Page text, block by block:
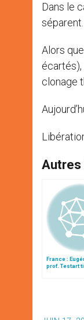
Dans le
séparent.
Alors
écartés),
clonage
Autres
France :
prof. Testart